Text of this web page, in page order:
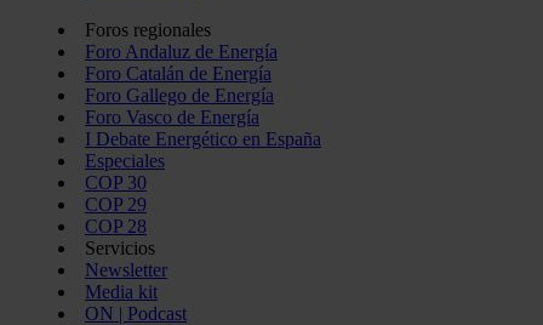
Foros regionales
Foro Andaluz de Energía
Foro Catalán de Energía
Foro Gallego de Energía
Foro Vasco de Energía
I Debate Energético en España
Especiales
COP 30
COP 29
COP 28
Servicios
Newsletter
Media kit
ON | Podcast